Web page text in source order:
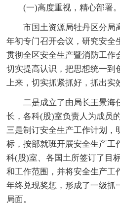
(一)高度重视，精心部署。
市国土资源局牡丹区分局
年初专门召开会议，研究安全
贯彻全区安全生产暨消防工作
切实提高认识，把思想统一到
上来，切实抓紧抓好，抓出实
二是成立了由局长王景海
长，各科(股)室负责人为成员
三是制订安全生产工作计划，
标，按部就班开展安全生产工
科(股)室、各国土所签订了目
和工作范围，并将安全生产工
年终兑现奖惩，形成了一级抓
局面。